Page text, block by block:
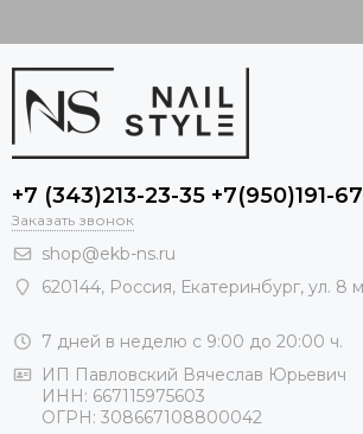
+7 (343)213-23-35 +7(950)191-
Заказать звонок
shop@ekb-ns.ru
620144, Россия, Екатеринбург, ул. 8
7 дней в неделю с 9:00 до 20:00 ч.
ИП Павловский Вячеслав Юрьевич
ИНН: 667115975603
ОГРН: 308667108800042